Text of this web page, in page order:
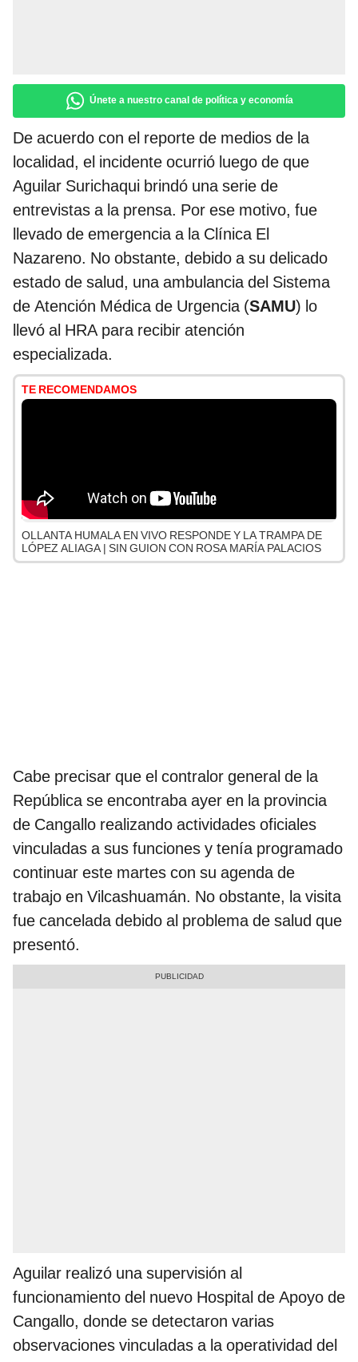
Únete a nuestro canal de política y economía
De acuerdo con el reporte de medios de la
localidad, el incidente ocurrió luego de que
Aguilar Surichaqui brindó una serie de
entrevistas a la prensa. Por ese motivo, fue
llevado de emergencia a la Clínica El
Nazareno. No obstante, debido a su delicado
estado de salud, una ambulancia del Sistema
de Atención Médica de Urgencia (SAMU) lo
llevó al HRA para recibir atención
especializada.
TE RECOMENDAMOS
OLLANTA HUMALA EN VIVO RESPONDE Y LA TRAMPA DE
LÓPEZ ALIAGA | SIN GUION CON ROSA MARÍA PALACIOS
Cabe precisar que el contralor general de la
República se encontraba ayer en la provincia
de Cangallo realizando actividades oficiales
vinculadas a sus funciones y tenía programado
continuar este martes con su agenda de
trabajo en Vilcashuamán. No obstante, la visita
fue cancelada debido al problema de salud que
presentó.
Aguilar realizó una supervisión al
funcionamiento del nuevo Hospital de Apoyo de
Cangallo, donde se detectaron varias
observaciones vinculadas a la operatividad del